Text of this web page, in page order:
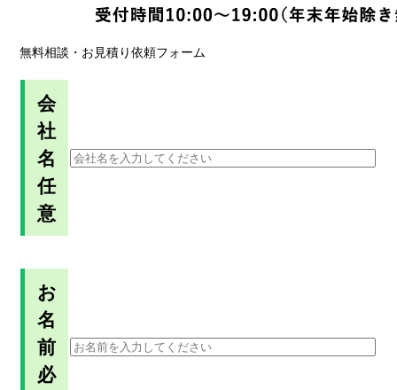
無料相談・お見積り依頼フォーム
会
社
名
任
意
お
名
前
必